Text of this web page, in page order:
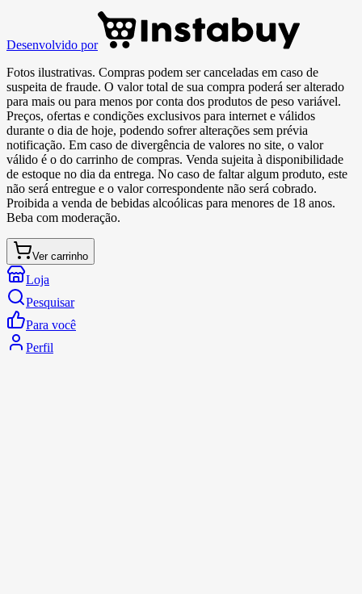
Desenvolvido por
Fotos ilustrativas. Compras podem ser canceladas em caso de
suspeita de fraude. O valor total de sua compra poderá ser alterado
para mais ou para menos por conta dos produtos de peso variável.
Preços, ofertas e condições exclusivos para internet e válidos
durante o dia de hoje, podendo sofrer alterações sem prévia
notificação. Em caso de divergência de valores no site, o valor
válido é o do carrinho de compras. Venda sujeita à disponibilidade
de estoque no dia da entrega. No caso de faltar algum produto, este
não será entregue e o valor correspondente não será cobrado.
Proibida a venda de bebidas alcoólicas para menores de 18 anos.
Beba com moderação.
Ver carrinho
Loja
Pesquisar
Para você
Perfil